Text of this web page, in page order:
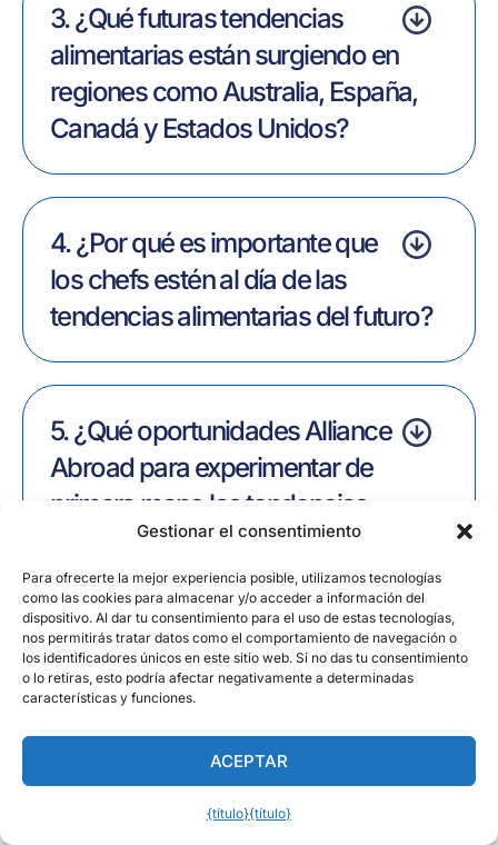
Gestionar el consentimiento
Para ofrecerte la mejor experiencia posible, utilizamos tecnologías
como las cookies para almacenar y/o acceder a información del
dispositivo. Al dar tu consentimiento para el uso de estas tecnologías,
nos permitirás tratar datos como el comportamiento de navegación o
los identificadores únicos en este sitio web. Si no das tu consentimiento
o lo retiras, esto podría afectar negativamente a determinadas
características y funciones.
ACEPTAR
{título}{título}
3. ¿Qué futuras tendencias
alimentarias están surgiendo en
regiones como Australia, España,
Canadá y Estados Unidos?
4. ¿Por qué es importante que
los chefs estén al día de las
tendencias alimentarias del futuro?
5. ¿Qué oportunidades Alliance
Abroad para experimentar de
primera mano las tendencias
gastronómicas de 2025?
Comparte:
Contenidos Relacionados
Español (América Latina)